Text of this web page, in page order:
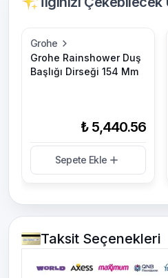
Grohe
Grohe Rainshower Duş
Başlığı Dirseği 154 Mm
₺ 5,440.56
Sepete Ekle
Taksit Seçenekleri